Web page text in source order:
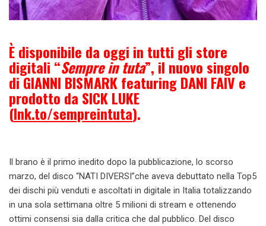
È disponibile da oggi in tutti gli store
digitali “Sempre in tuta”, il nuovo singolo
di GIANNI BISMARK featuring DANI FAIV e
prodotto da SICK LUKE
(lnk.to/sempreintuta).
Il brano è il primo inedito dopo la pubblicazione, lo scorso
marzo, del disco “NATI DIVERSI”che aveva debuttato nella Top5
dei dischi più venduti e ascoltati in digitale in Italia totalizzando
in una sola settimana oltre 5 milioni di stream e ottenendo
ottimi consensi sia dalla critica che dal pubblico. Del disco